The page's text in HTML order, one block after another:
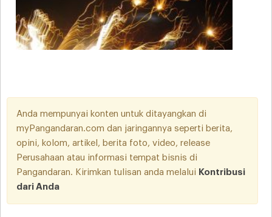
Anda mempunyai konten untuk ditayangkan di
myPangandaran.com dan jaringannya seperti berita,
opini, kolom, artikel, berita foto, video, release
Perusahaan atau informasi tempat bisnis di
Pangandaran. Kirimkan tulisan anda melalui Kontribusi
dari Anda